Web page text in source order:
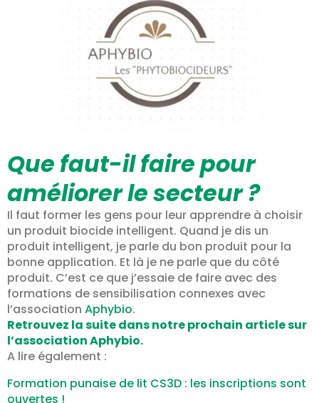
Que faut-il faire pour
améliorer le secteur ?
Il faut former les gens pour leur apprendre à choisir
un produit biocide intelligent. Quand je dis un
produit intelligent, je parle du bon produit pour la
bonne application. Et là je ne parle que du côté
produit. C’est ce que j’essaie de faire avec des
formations de sensibilisation connexes avec
l’association Aphybio.
Retrouvez la suite dans notre prochain article sur
l’association Aphybio.
A lire également :
Formation punaise de lit CS3D : les inscriptions sont
ouvertes !